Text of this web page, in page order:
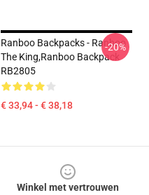
Ranboo Backpacks - Ranboo
The King,Ranboo Backpack
RB2805
€ 33,94 - € 38,18
-20%
Winkel met vertrouwen